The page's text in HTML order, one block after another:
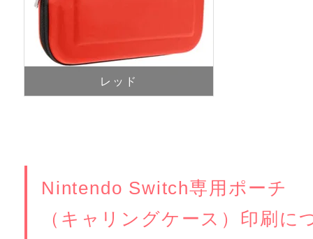
レッド
Nintendo Switch専用ポーチ
（キャリングケース）印刷に